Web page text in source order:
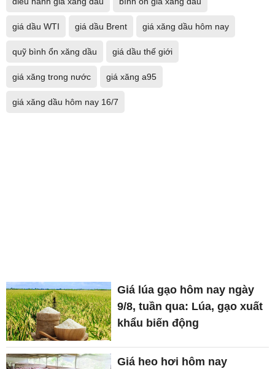
giá dầu WTI giá dầu Brent giá xăng dầu hôm nay
quỹ bình ổn xăng dầu giá dầu thế giới
giá xăng trong nước giá xăng a95
giá xăng dầu hôm nay 16/7
Giá lúa gạo hôm nay ngày
9/8, tuần qua: Lúa, gạo xuất
khẩu biến động
Giá heo hơi hôm nay